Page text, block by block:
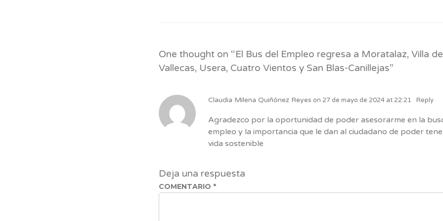
One thought on “El Bus del Empleo regresa a Moratalaz, Villa de
Vallecas, Usera, Cuatro Vientos y San Blas-Canillejas”
Claudia Milena Quiñónez Reyes on 27 de mayo de 2024 at 22:21 Reply
Agradezco por la oportunidad de poder asesorarme en la
empleo y la importancia que le dan al ciudadano de poder
vida sostenible
Deja una respuesta
COMENTARIO *